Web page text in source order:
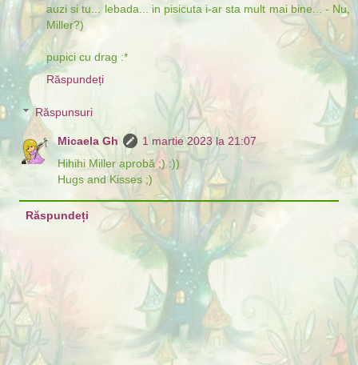
auzi si tu... lebada... in pisicuta i-ar sta mult mai bine... - Nu,
Miller?)
pupici cu drag :*
Răspundeți
Răspunsuri
Micaela Gh
1 martie 2023 la 21:07
Hihihi Miller aprobă ;) :))
Hugs and Kisses ;)
Răspundeți